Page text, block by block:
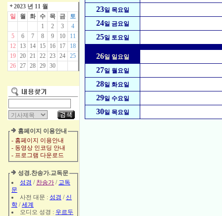
2023 년 11 월
일
월 화 수 목 금
토
1
2 3
4
5
6 7 8 9 10
11
12
13 14 15 16 17
18
19
20 21 22 23 24
25
26
27 28 29 30
홈페이지 이용안내
- 홈페이지 이용안내
- 동영상 인코딩 안내
- 프로그램 다운로드
성경.찬송가.교독문
성경 / 찬송가 / 교독
문
사전 대문 : 성경 /신
학 /세계
오디오 성경 : 우르두
23일 목요일
24일 금요일
25일 토요일
26일 일요일
27일 월요일
28일 화요일
29일 수요일
30일 목요일